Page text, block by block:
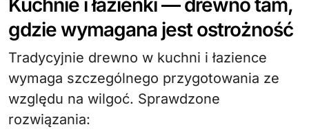
Kuchnie i łazienki — drewno tam,
gdzie wymagana jest ostrożność
Tradycyjnie drewno w kuchni i łazience
wymaga szczególnego przygotowania ze
względu na wilgoć. Sprawdzone
rozwiązania: